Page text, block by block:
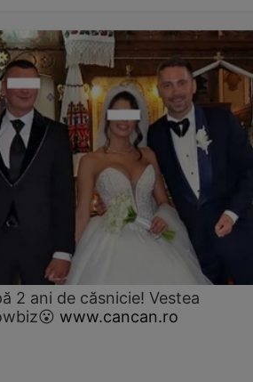
2 ani de căsnicie! Vestea
www.cancan.ro